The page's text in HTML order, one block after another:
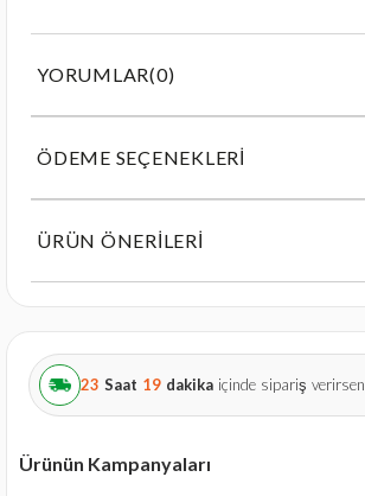
YORUMLAR(0)
ÖDEME SEÇENEKLERI
ÜRÜN ÖNERILERI
23 Saat 19 dakika içinde sipariş verirsen
Ürünün Kampanyaları